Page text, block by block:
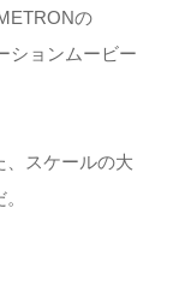
の
ションムービー
、スケールの大